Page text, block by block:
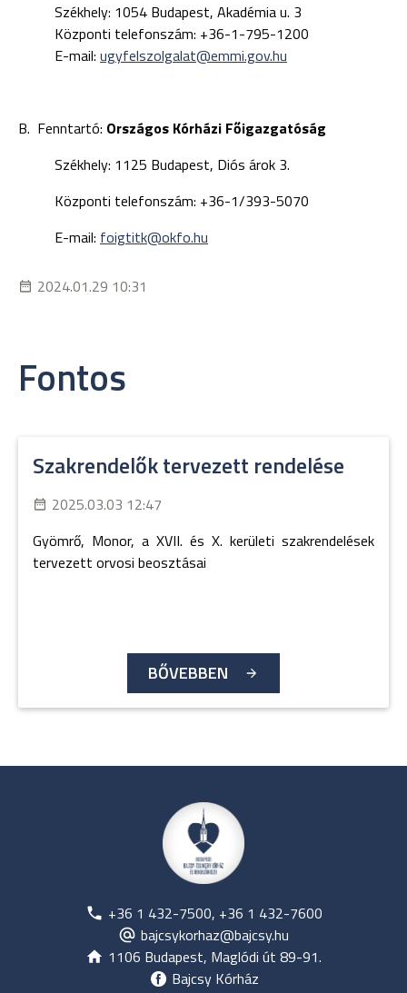
Székhely: 1054 Budapest, Akadémia u. 3
Központi telefonszám: +36-1-795-1200
E-mail: ugyfelszolgalat@emmi.gov.hu
B. Fenntartó: Országos Kórházi Főigazgatóság
Székhely: 1125 Budapest, Diós árok 3.
Központi telefonszám: +36-1/393-5070
E-mail: foigtitk@okfo.hu
2024.01.29 10:31
Fontos
Szakrendelők tervezett rendelése
2025.03.03 12:47
Gyömrő, Monor, a XVII. és X. kerületi szakrendelések
tervezett orvosi beosztásai
BŐVEBBEN
+36 1 432-7500, +36 1 432-7600
bajcsykorhaz@bajcsy.hu
1106 Budapest, Maglódi út 89-91.
Bajcsy Kórház